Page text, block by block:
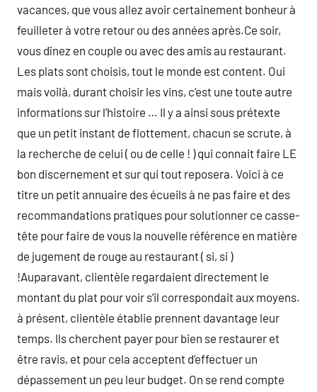
vacances, que vous allez avoir certainement bonheur à
feuilleter à votre retour ou des années après.Ce soir,
vous dînez en couple ou avec des amis au restaurant.
Les plats sont choisis, tout le monde est content. Oui
mais voilà, durant choisir les vins, c’est une toute autre
informations sur l’histoire … Il y a ainsi sous prétexte
que un petit instant de flottement, chacun se scrute, à
la recherche de celui ( ou de celle ! ) qui connait faire LE
bon discernement et sur qui tout reposera. Voici à ce
titre un petit annuaire des écueils à ne pas faire et des
recommandations pratiques pour solutionner ce casse-
tête pour faire de vous la nouvelle référence en matière
de jugement de rouge au restaurant ( si, si )
!Auparavant, clientèle regardaient directement le
montant du plat pour voir s’il correspondait aux moyens.
à présent, clientèle établie prennent davantage leur
temps. Ils cherchent payer pour bien se restaurer et
être ravis, et pour cela acceptent d’effectuer un
dépassement un peu leur budget. On se rend compte